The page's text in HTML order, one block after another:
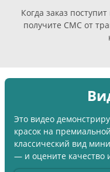
Когда заказ
получите СМС от
Это видео
красок на
классический вид
— и оцените качество